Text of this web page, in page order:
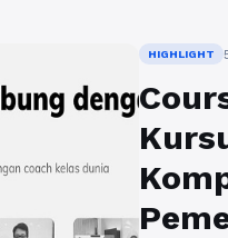
HIGHLIGHT